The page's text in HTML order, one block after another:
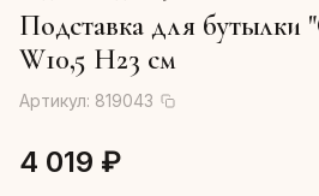
Подставка для бутылки
W10,5 H23 см
Артикул: 819043
4 019 ₽